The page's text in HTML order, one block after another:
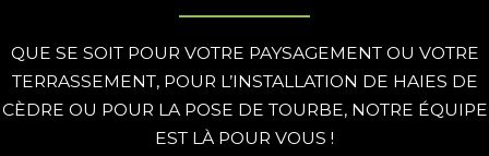
QUE SE SOIT POUR VOTRE PAYSAGEMENT OU VOTRE
TERRASSEMENT,POUR L’INSTALLATION DE HAIES DE
CÈDRE OU POUR LA POSE DE TOURBE,NOTRE ÉQUIPE
EST LÀ POUR VOUS !